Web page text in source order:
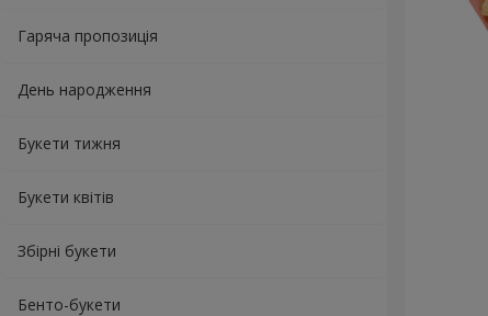
Гаряча пропозиція
День народження
Букети тижня
Букети квітів
Збірні букети
Бенто-букети